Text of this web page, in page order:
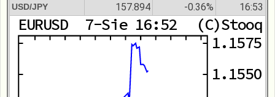
USD/JPY 157.894 -0.36% 16:53